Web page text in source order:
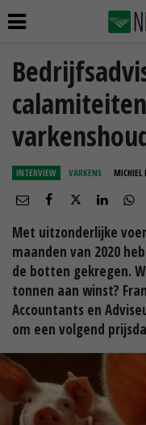
INTERVIEW VARKENS MICHIEL
Met uitzonderlijke
maanden van 2020
de botten gekregen.
tonnen aan winst?
Accountants en
om een volgend